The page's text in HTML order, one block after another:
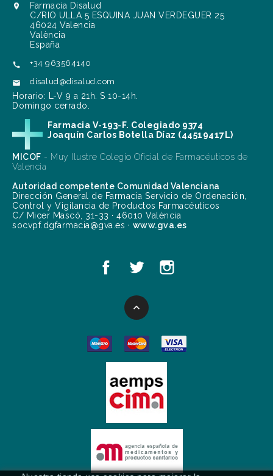

Farmacia Disalud
C/RIO ULLA 5 ESQUINA JUAN VERDEGUER 25
46024 Valencia
València
España
 +34 963564140
 disalud@disalud.com
Horario: L-V 9 a 21h. S 10-14h.
Domingo cerrado.
Farmacia V-193-F. Colegiado 9374
Joaquín Carlos Botella Díaz (44519417L)
MICOF - Muy Ilustre Colegio Oficial de Farmacéuticos de
Valencia
Autoridad competente Comunidad Valenciana
Dirección General de Farmacia Servicio de Ordenación,
Control y Vigilancia de Productos Farmacéuticos
C/ Micer Mascó, 31-33 · 46010 València
socvpf.dgfarmacia@gva.es · www.gva.es
